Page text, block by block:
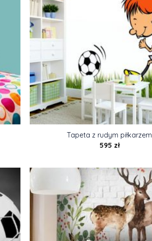
Tapeta z rudym piłkarzem
595 zł